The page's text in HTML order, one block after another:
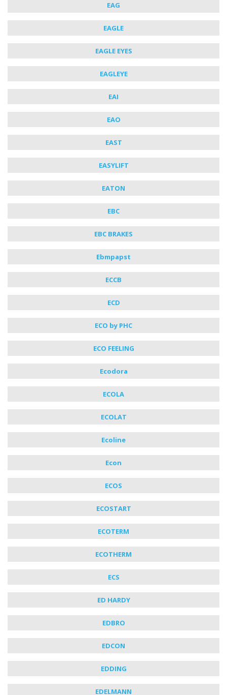
EAG
EAGLE
EAGLE EYES
EAGLEYE
EAI
EAO
EAST
EASYLIFT
EATON
EBC
EBC BRAKES
Ebmpapst
ECCB
ECD
ECO by PHC
ECO FEELING
Ecodora
ECOLA
ECOLAT
Ecoline
Econ
ECOS
ECOSTART
ECOTERM
ECOTHERM
ECS
ED HARDY
EDBRO
EDCON
EDDING
EDELMANN